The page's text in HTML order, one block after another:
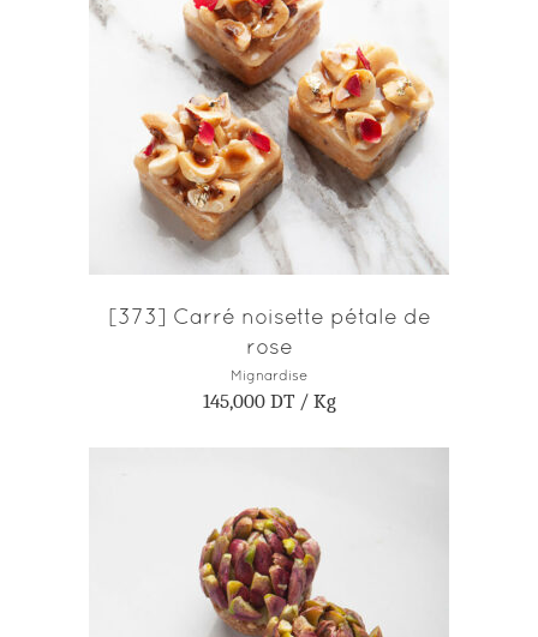
AJOUTER AU PANIER
[373] Carré noisette pétale de
rose
Mignardise
145,000DT / Kg